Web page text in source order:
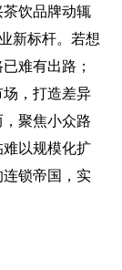
饮品牌动辄
新标杆。若想
难有出路；
，打造差异
聚焦小众路
以规模化扩
锁帝国，实